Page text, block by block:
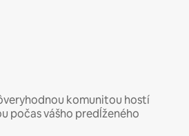
komunitou hostí
počas vášho predĺženého